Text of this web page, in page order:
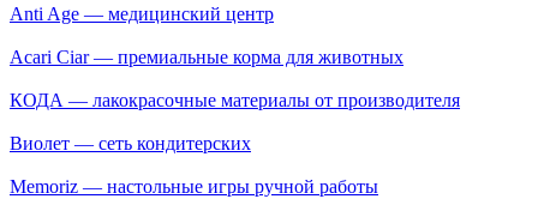
Anti Age — медицинский центр
Acari Ciar — премиальные корма для животных
КОДА — лакокрасочные материалы от производителя
Виолет — сеть кондитерских
Memoriz — настольные игры ручной работы